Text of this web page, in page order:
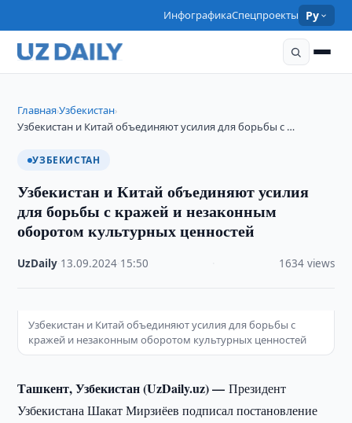
ИнфографикаСпецпроекты Ру
Главная›Узбекистан›
Узбекистан и Китай объединяют усилия для борьбы с …
УЗБЕКИСТАН
Узбекистан и Китай объединяют усилия
для борьбы с кражей и незаконным
оборотом культурных ценностей
UzDaily 13.09.2024 15:50 1634 views
Узбекистан и Китай объединяют усилия для борьбы с
кражей и незаконным оборотом культурных ценностей
Ташкент, Узбекистан (UzDaily.uz) —Президент
Узбекистана Шакат Мирзиёев подписал постановление